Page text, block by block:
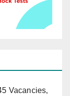
Vacancies,